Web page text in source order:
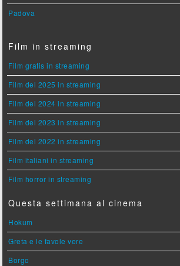
Padova
Film in streaming
Film gratis in streaming
Film del 2025 in streaming
Film del 2024 in streaming
Film del 2023 in streaming
Film del 2022 in streaming
Film italiani in streaming
Film horror in streaming
Questa settimana al cinema
Hokum
Greta e le favole vere
Borgo